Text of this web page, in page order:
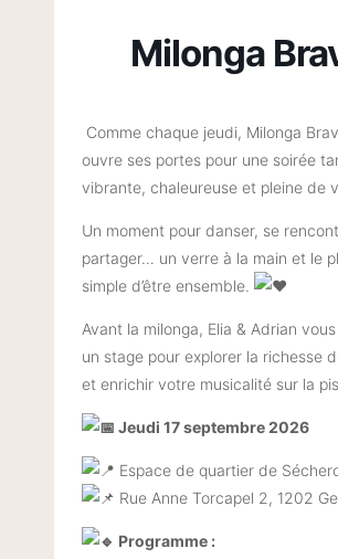
Milonga
Comme chaque jeudi, Milonga
ouvre ses portes pour une soirée
vibrante, chaleureuse et pleine de
Un moment pour danser, se
partager… un verre à la main et le
simple d’être ensemble.
Avant la milonga, Elia & Adrian
un stage pour explorer la richesse
et enrichir votre musicalité sur la
Jeudi 17 septembre 2026
Espace de quartier de
Rue Anne Torcapel 2, 1202
Programme :